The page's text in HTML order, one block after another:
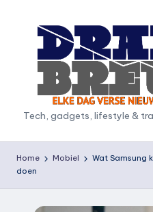
D
r
a
a
Tech, gadgets, lifestyle &
Home Mobiel
Wat Samsung
doen